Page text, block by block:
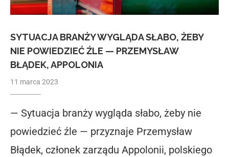
SYTUACJA BRANŻY WYGLĄDA SŁABO, ŻEBY
NIE POWIEDZIEĆ ŹLE — PRZEMYSŁAW
BŁĄDEK, APPOLONIA
11 marca 2023
— Sytuacja branży wygląda słabo, żeby nie
powiedzieć źle — przyznaje Przemysław
Błądek, członek zarządu Appolonii, polskiego